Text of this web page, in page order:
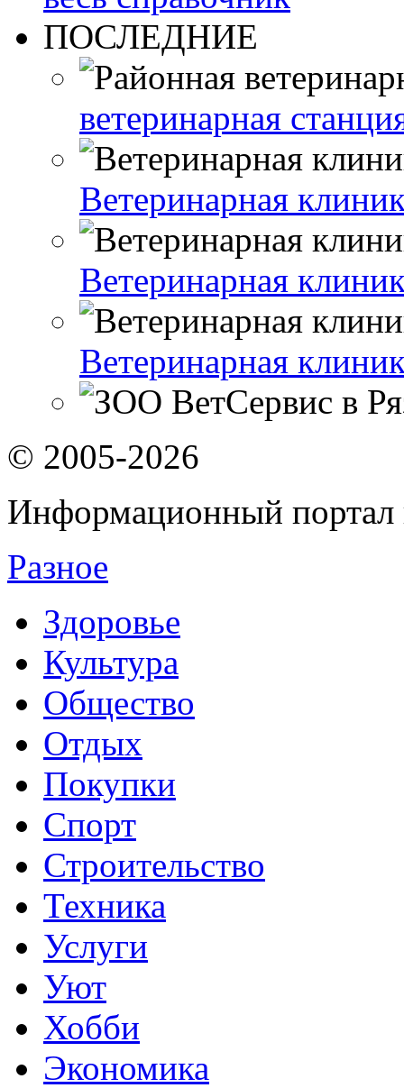
ПОСЛЕДНИЕ
ветеринарная
Ветеринарная
Ветеринарная
Ветеринарная
© 2005-2026
Информационный портал
Разное
Здоровье
Культура
Общество
Отдых
Покупки
Спорт
Строительство
Техника
Услуги
Уют
Хобби
Экономика